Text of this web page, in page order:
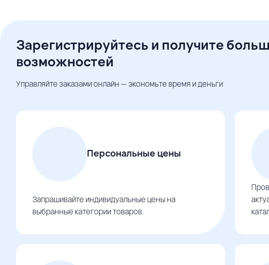
Зарегистрируйтесь и получите
возможностей
Управляйте заказами онлайн — экономьте время и деньги
Персональные цены
Запрашивайте индивидуальные цены на
выбранные категории товаров.